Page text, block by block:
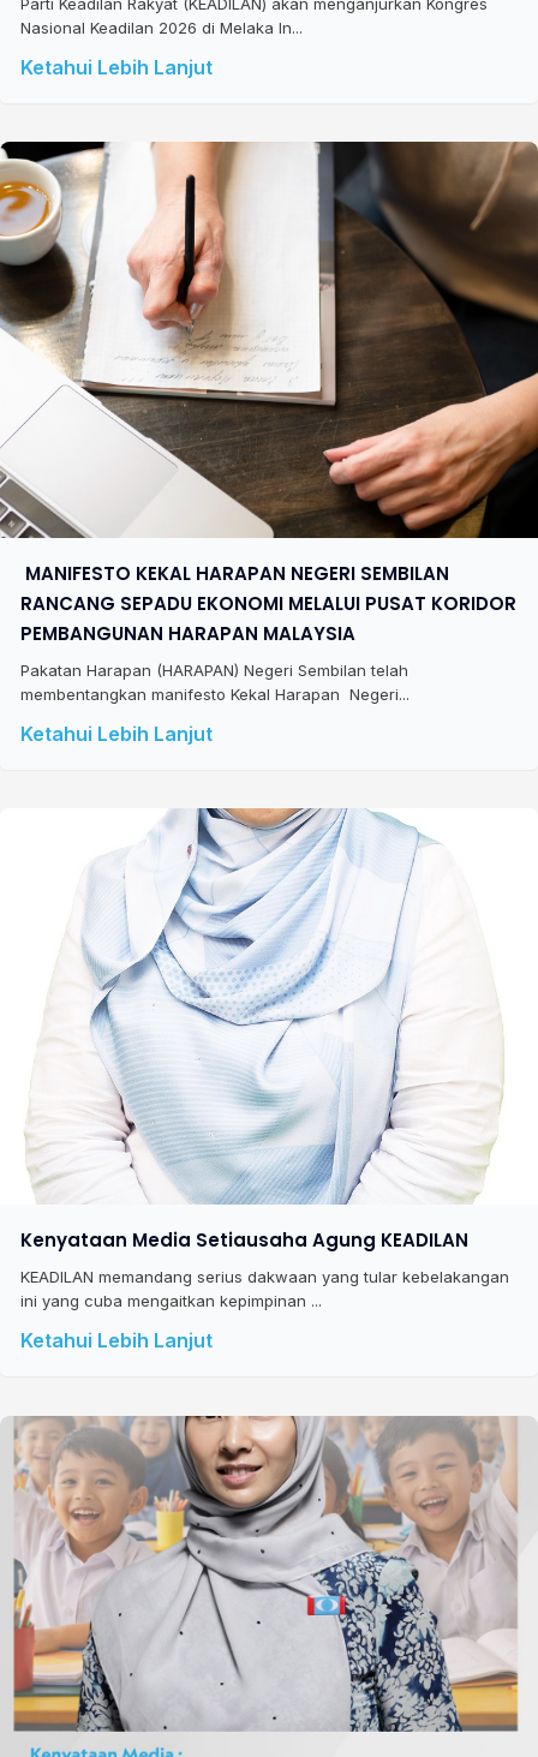
Nasional Keadilan 2026 di Melaka In...
Ketahui Lebih Lanjut
​ MANIFESTO KEKAL HARAPAN NEGERI SEMBILAN
RANCANG SEPADU EKONOMI MELALUI PUSAT KORIDOR
PEMBANGUNAN HARAPAN MALAYSIA
Pakatan Harapan (HARAPAN) Negeri Sembilan telah
membentangkan manifesto Kekal Harapan Negeri...
Ketahui Lebih Lanjut
Kenyataan Media Setiausaha Agung KEADILAN
KEADILAN memandang serius dakwaan yang tular kebelakangan
ini yang cuba mengaitkan kepimpinan ...
Ketahui Lebih Lanjut